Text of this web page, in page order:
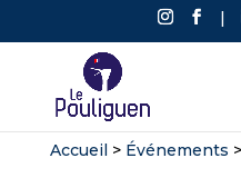
|
Accueil> Événements >